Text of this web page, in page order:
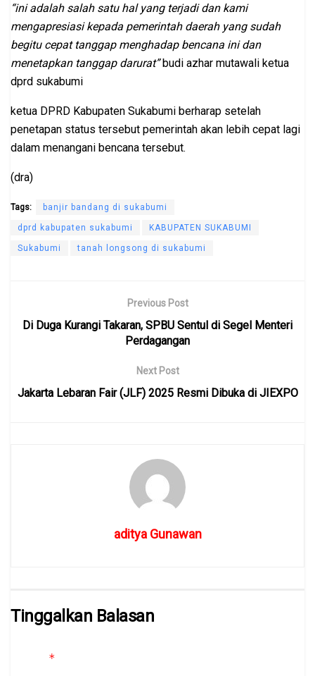
“ini adalah salah satu hal yang terjadi dan kami
mengapresiasi kepada pemerintah daerah yang sudah
begitu cepat tanggap menghadap bencana ini dan
menetapkan tanggap darurat”budi azhar mutawali ketua
dprd sukabumi
ketua DPRD Kabupaten Sukabumi berharap setelah
penetapan status tersebut pemerintah akan lebih cepat lagi
dalam menangani bencana tersebut.
(dra)
Tags: banjir bandang di sukabumi
dprd kabupaten sukabumi KABUPATEN SUKABUMI
Sukabumi tanah longsong di sukabumi
Previous Post
Di Duga Kurangi Takaran, SPBU Sentul di Segel Menteri
Perdagangan
Next Post
Jakarta Lebaran Fair (JLF) 2025 Resmi Dibuka di JIEXPO
aditya Gunawan
Tinggalkan Balasan
*